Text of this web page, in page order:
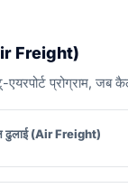
Freight)
एयरपोर्ट प्रोग्राम, जब
ढुलाई (Air Freight)